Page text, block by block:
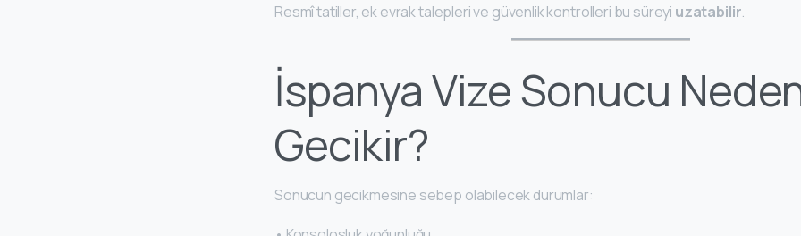
Resmî tatiller, ek evrak talepleri ve güvenlik kontrolleri bu süreyi uzatabilir.
İspanya Vize Sonucu
Gecikir?
Sonucun gecikmesine sebep olabilecek durumlar: